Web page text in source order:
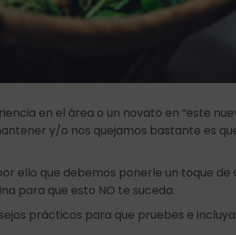
en el área o un novato en “este
y/o nos quejamos bastante es
ello que debemos ponerle un toque de
para que esto NO te suceda.
prácticos para que pruebes e